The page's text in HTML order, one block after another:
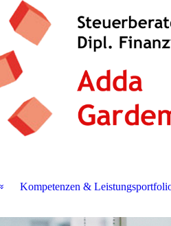
Kompetenzen &